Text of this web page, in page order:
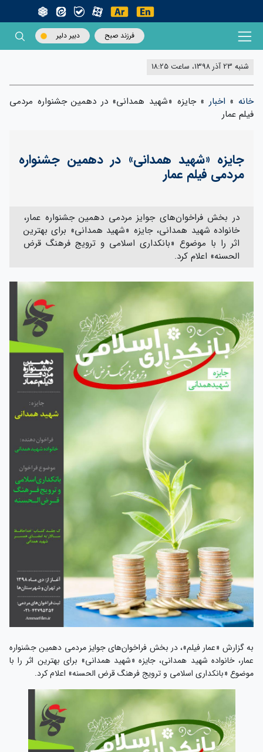
فرزند صبح دبیر دلیر
شنبه 23 آذر 1398، ساعت 18:25
خانه» اخبار »جایزه «شهید همدانی» در دهمین جشنواره مردمی
فیلم عمار
جایزه «شهید همدانی» در دهمین جشنواره
مردمی فیلم عمار
در بخش فراخوان‌های جوایز مردمی دهمین جشنواره عمار،
خانواده شهید همدانی، جایزه «شهید همدانی» برای بهترین
اثر را با موضوع «بانکداری اسلامی و ترویج فرهنگ قرض
الحسنه» اعلام کرد.
به گزارش «عمار فیلم»، در بخش فراخوان‌های جوایز مردمی دهمین جشنواره
عمار، خانواده شهید همدانی، جایزه «شهید همدانی» برای بهترین اثر را با
موضوع «بانکداری اسلامی و ترویج فرهنگ قرض الحسنه» اعلام کرد.